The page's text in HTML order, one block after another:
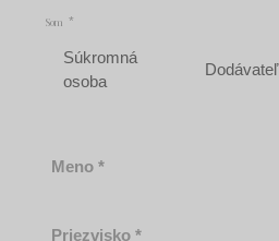
Som
Súkromná
osoba
Dodávateľ
Meno
Priezvisko